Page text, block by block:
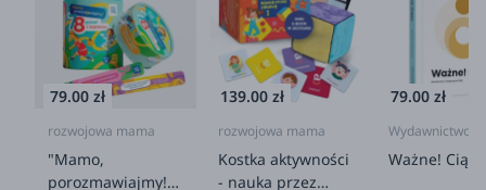
79.00 zł
rozwojowa mama
"Mamo,
porozmawiajmy!"
139.00 zł
rozwojowa mama
Kostka aktywności
- nauka przez
79.00 zł
Wydawnictwo
Ważne! Ciąża